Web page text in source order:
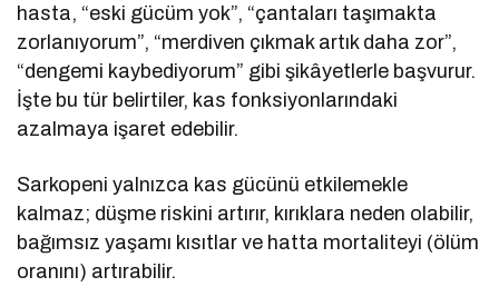
hasta, “eski gücüm yok”, “çantaları taşımakta
zorlanıyorum”, “merdiven çıkmak artık daha zor”,
“dengemi kaybediyorum” gibi şikâyetlerle başvurur.
İşte bu tür belirtiler, kas fonksiyonlarındaki
azalmaya işaret edebilir.
Sarkopeni yalnızca kas gücünü etkilemekle
kalmaz; düşme riskini artırır, kırıklara neden olabilir,
bağımsız yaşamı kısıtlar ve hatta mortaliteyi (ölüm
oranını) artırabilir.